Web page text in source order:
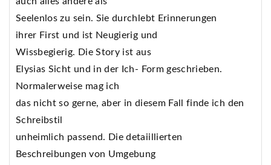
Seelenlos zu sein. Sie durchlebt Erinnerungen
ihrer First und ist Neugierig und
Wissbegierig. Die Story ist aus
Elysias Sicht und in der Ich- Form geschrieben.
Normalerweise mag ich
das nicht so gerne, aber in diesem Fall finde ich den
Schreibstil
unheimlich passend. Die detaiillierten
Beschreibungen von Umgebung